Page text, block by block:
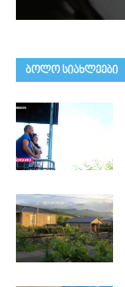
ᲑᲝᲚᲝ ᲡᲘᲐᲮᲚᲔᲔᲑᲘ